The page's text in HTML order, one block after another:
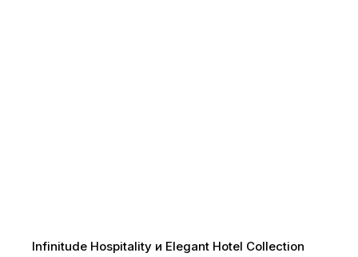
Infinitude Hospitality и Elegant Hotel Collection